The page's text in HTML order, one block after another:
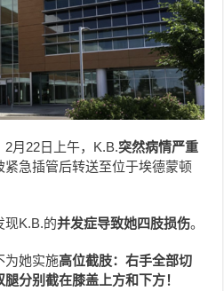
月22日上午，K.B.突然病情严重
紧急插管后转送至位于埃德蒙顿
现K.B.的并发症导致她四肢损伤。
为她实施高位截肢：右手全部切
分别截在膝盖上方和下方！